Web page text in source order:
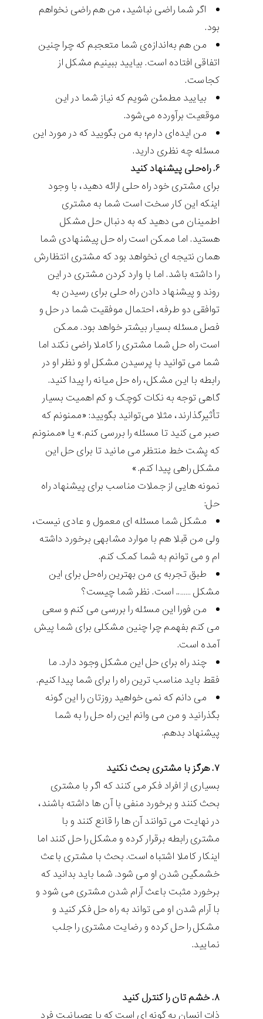
اگر شما راضی نباشید، من هم راضی نخواهم
بود.
من هم به‌اندازه‌ی شما متعجبم که چرا چنین
اتفاقی افتاده است. بیایید ببینیم مشکل از
کجاست.
بیایید مطمئن شویم که نیاز شما در این
موقعیت برآورده می‌شود.
من ایده‌ای دارم؛ به من بگویید که در مورد این
مسئله چه نظری دارید.
۶. راه‌حلی پیشنهاد کنید
برای مشتری خود راه حلی ارائه دهید، با وجود
اینکه این کار سخت است شما به مشتری
اطمینان می دهید که به دنبال حل مشکل
هستید. اما ممکن است راه حل پیشنهادی شما
همان نتیجه ای نخواهد بود که مشتری انتظارش
را داشته باشد. اما با وارد کردن مشتری در این
روند و پیشنهاد دادن راه حلی برای رسیدن به
توافقی دو طرفه، احتمال موفقیت شما در حل و
فصل مسئله بسیار بیشتر خواهد بود. ممکن
است راه حل شما مشتری را کاملا راضی نکند اما
شما می توانید با پرسیدن مشکل او و نظر او در
رابطه با این مشکل، راه حل میانه را پیدا کنید.
گاهی توجه به نکات کوچک و کم اهمیت بسیار
تأثیرگذارند، مثلا می‌توانید بگویید: «ممنونم که
صبر می کنید تا مسئله را بررسی کنم.» یا «ممنونم
که پشت خط منتظر می مانید تا برای حل این
مشکل راهی پیدا کنم.»
نمونه هایی از جملات مناسب برای پیشنهاد راه
حل:
مشکل شما مسئله ای معمول و عادی نیست،
ولی من قبلا هم با موارد مشابهی برخورد داشته
ام و می توانم به شما کمک کنم.
طبق تجربه ی من بهترین راه‌حل برای این
مشکل …….. است. نظر شما چیست؟
من فورا این مسئله را بررسی می کنم و سعی
می کنم بفهمم چرا چنین مشکلی برای شما پیش
آمده است.
چند راه برای حل این مشکل وجود دارد. ما
فقط باید مناسب ترین راه را برای شما پیدا کنیم.
می دانم که نمی خواهید روزتان را این گونه
بگذرانید و من می‌ وانم این راه حل را به شما
پیشنهاد بدهم.
۷. هرگز با مشتری بحث نکنید
بسیاری از افراد فکر می کنند که اگر با مشتری
بحث کنند و برخورد منفی با آن ها داشته باشند،
در نهایت می توانند آن ها را قانع کنند و با
مشتری رابطه برقرار کرده و مشکل را حل کنند اما
اینکار کاملا اشتباه است. بحث با مشتری باعث
خشمگین شدن او می شود. شما باید بدانید که
برخورد مثبت باعث آرام شدن مشتری می شود و
با آرام شدن او می تواند به راه حل فکر کنید و
مشکل را حل کرده و رضایت مشتری را جلب
نمایید.
۸. خشم تان را کنترل کنید
ذات انسان به گونه ای است که با عصبانیت فرد